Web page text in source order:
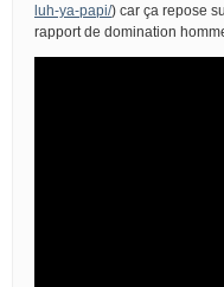
luh-ya-papi/) car ça repose
rapport de domination